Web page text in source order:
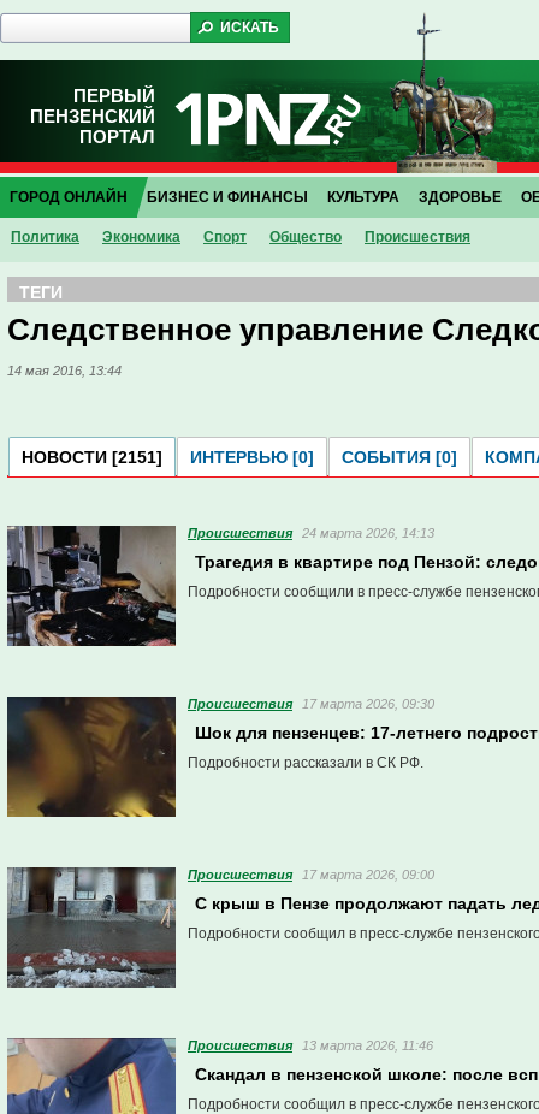
ПЕРВЫЙ
ПЕНЗЕНСКИЙ
ПОРТАЛ
ГОРОД ОНЛАЙН
Политика Экономика Спорт Общество Проиcшествия
БИЗНЕС И ФИНАНСЫ КУЛЬТУРА ЗДОРОВЬЕ
ТЕГИ
Следственное управление
14 мая 2016, 13:44
НОВОСТИ [2151] ИНТЕРВЬЮ [0] СОБЫТИЯ [0]
Проиcшествия 24 марта 2026, 14:13
Трагедия в квартире под Пензой:
Подробности сообщили в пресс-службе
Проиcшествия 17 марта 2026, 09:30
Шок для пензенцев: 17-летнего
Подробности рассказали в СК РФ.
Проиcшествия 17 марта 2026, 09:00
С крыш в Пензе продолжают падать
Подробности сообщил в пресс-службе
Проиcшествия 13 марта 2026, 11:46
Скандал в пензенской школе: после
Подробности сообщил в пресс-службе